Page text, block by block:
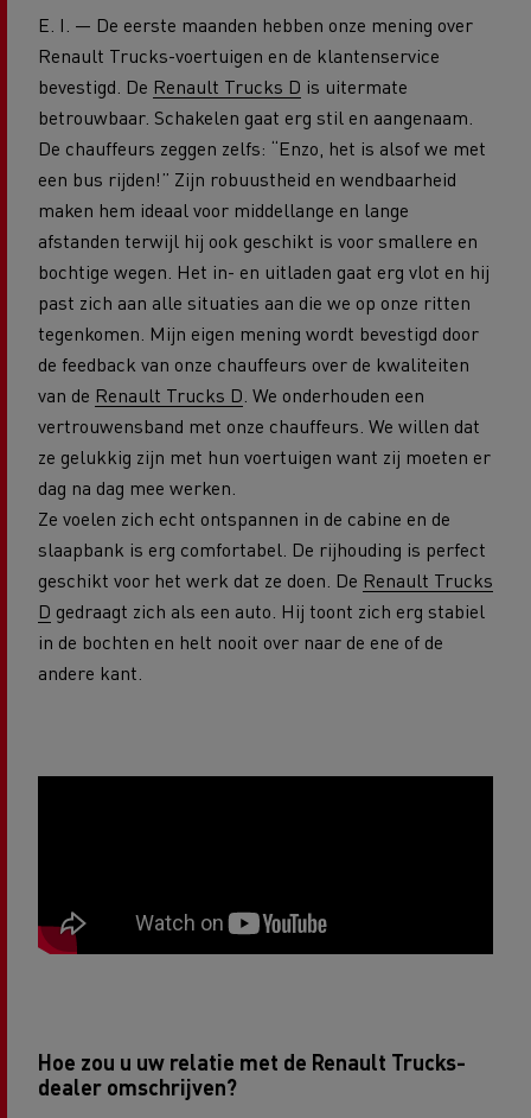
E. I. — De eerste maanden hebben onze mening over
Renault Trucks-voertuigen en de klantenservice
bevestigd. De Renault Trucks D is uitermate
betrouwbaar. Schakelen gaat erg stil en aangenaam.
De chauffeurs zeggen zelfs: “Enzo, het is alsof we met
een bus rijden!” Zijn robuustheid en wendbaarheid
maken hem ideaal voor middellange en lange
afstanden terwijl hij ook geschikt is voor smallere en
bochtige wegen. Het in- en uitladen gaat erg vlot en hij
past zich aan alle situaties aan die we op onze ritten
tegenkomen. Mijn eigen mening wordt bevestigd door
de feedback van onze chauffeurs over de kwaliteiten
van de Renault Trucks D . We onderhouden een
vertrouwensband met onze chauffeurs. We willen dat
ze gelukkig zijn met hun voertuigen want zij moeten er
dag na dag mee werken.
Ze voelen zich echt ontspannen in de cabine en de
slaapbank is erg comfortabel. De rijhouding is perfect
geschikt voor het werk dat ze doen. De Renault Trucks
D gedraagt zich als een auto. Hij toont zich erg stabiel
in de bochten en helt nooit over naar de ene of de
andere kant.
Hoe zou u uw relatie met de Renault Trucks-
dealer omschrijven?